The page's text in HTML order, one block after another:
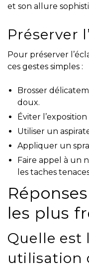
et son allure
Préserver
Pour préserver
ces gestes simples :
Brosser
doux.
Éviter
Utiliser un
Appliquer un
Faire appel à un
les taches
les plus
Quelle est
utilisation